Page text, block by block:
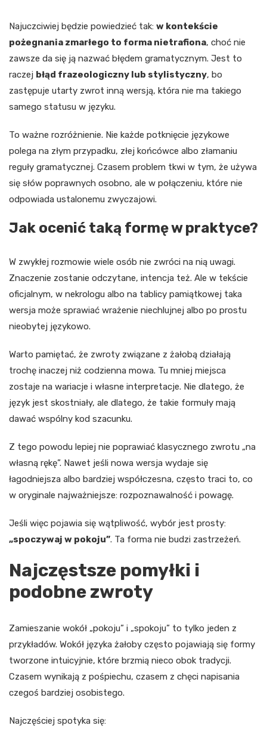
Najuczciwiej będzie powiedzieć tak: w kontekście
pożegnania zmarłego to forma nietrafiona, choć nie
zawsze da się ją nazwać błędem gramatycznym. Jest to
raczej błąd frazeologiczny lub stylistyczny, bo
zastępuje utarty zwrot inną wersją, która nie ma takiego
samego statusu w języku.
To ważne rozróżnienie. Nie każde potknięcie językowe
polega na złym przypadku, złej końcówce albo złamaniu
reguły gramatycznej. Czasem problem tkwi w tym, że używa
się słów poprawnych osobno, ale w połączeniu, które nie
odpowiada ustalonemu zwyczajowi.
Jak ocenić taką formę w praktyce?
W zwykłej rozmowie wiele osób nie zwróci na nią uwagi.
Znaczenie zostanie odczytane, intencja też. Ale w tekście
oficjalnym, w nekrologu albo na tablicy pamiątkowej taka
wersja może sprawiać wrażenie niechlujnej albo po prostu
nieobytej językowo.
Warto pamiętać, że zwroty związane z żałobą działają
trochę inaczej niż codzienna mowa. Tu mniej miejsca
zostaje na wariacje i własne interpretacje. Nie dlatego, że
język jest skostniały, ale dlatego, że takie formuły mają
dawać wspólny kod szacunku.
Z tego powodu lepiej nie poprawiać klasycznego zwrotu „na
własną rękę”. Nawet jeśli nowa wersja wydaje się
łagodniejsza albo bardziej współczesna, często traci to, co
w oryginale najważniejsze: rozpoznawalność i powagę.
Jeśli więc pojawia się wątpliwość, wybór jest prosty:
„spoczywaj w pokoju”. Ta forma nie budzi zastrzeżeń.
Najczęstsze pomyłki i
podobne zwroty
Zamieszanie wokół „pokoju” i „spokoju” to tylko jeden z
przykładów. Wokół języka żałoby często pojawiają się formy
tworzone intuicyjnie, które brzmią nieco obok tradycji.
Czasem wynikają z pośpiechu, czasem z chęci napisania
czegoś bardziej osobistego.
Najczęściej spotyka się: